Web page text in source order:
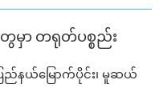
ာ တရုတ်ပစ္စည်း
ြည်နယ်မြောက်ပိုင်း၊ မူဆယ်